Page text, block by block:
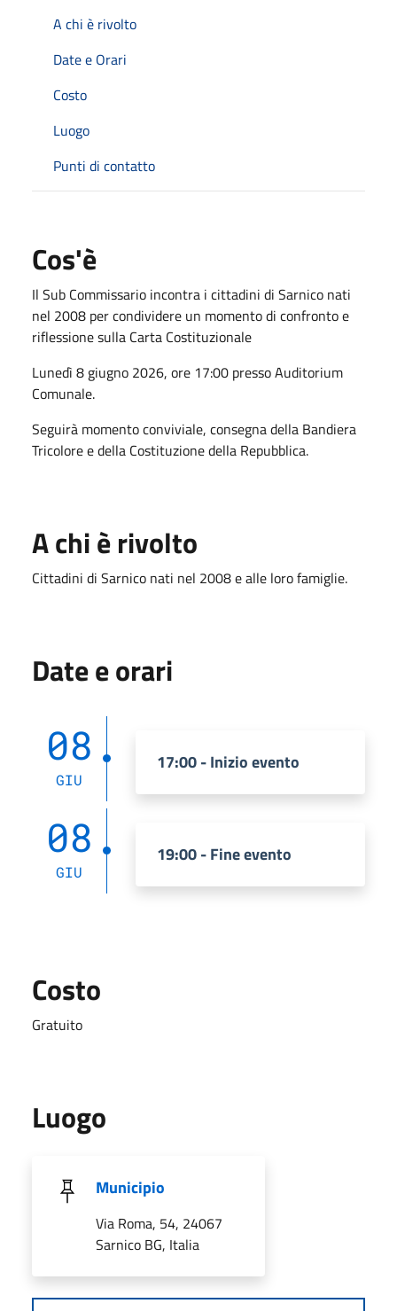
A chi è rivolto
Date e Orari
Costo
Luogo
Punti di contatto
Cos'è
Il Sub Commissario incontra i cittadini di Sarnico nati
nel 2008 per condividere un momento di confronto e
riflessione sulla Carta Costituzionale
Lunedì 8 giugno 2026, ore 17:00 presso Auditorium
Comunale.
Seguirà momento conviviale, consegna della Bandiera
Tricolore e della Costituzione della Repubblica.
A chi è rivolto
Cittadini di Sarnico nati nel 2008 e alle loro famiglie.
Date e orari
08
GIU
17:00 - Inizio evento
08
GIU
19:00 - Fine evento
Costo
Gratuito
Luogo
Municipio
Via Roma, 54, 24067
Sarnico BG, Italia